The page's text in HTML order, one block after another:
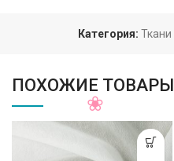
Категория: Ткани
ПОХОЖИЕ ТОВАРЫ